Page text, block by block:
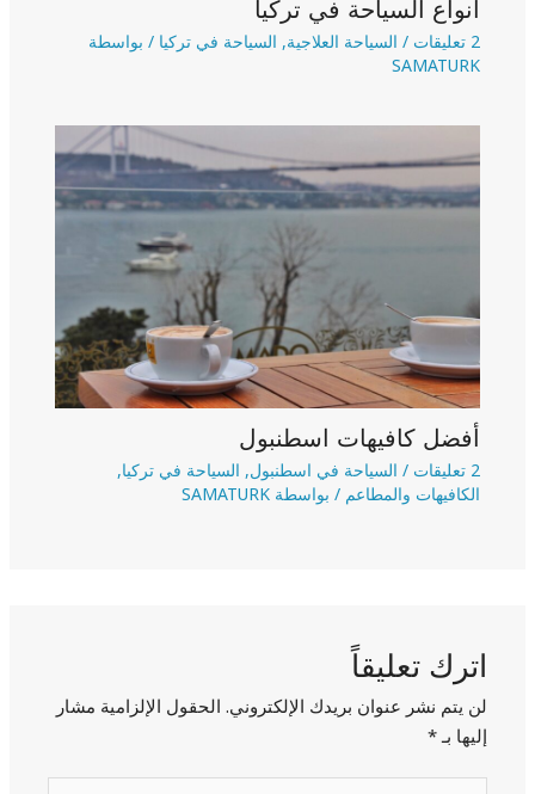
أنواع السياحة في تركيا
2 تعليقات / السياحة العلاجية, السياحة في تركيا / بواسطة
SAMATURK
أفضل كافيهات اسطنبول
2 تعليقات / السياحة في اسطنبول, السياحة في تركيا,
الكافيهات والمطاعم / بواسطة SAMATURK
اترك تعليقاً
لن يتم نشر عنوان بريدك الإلكتروني. الحقول الإلزامية مشار
إليها بـ*